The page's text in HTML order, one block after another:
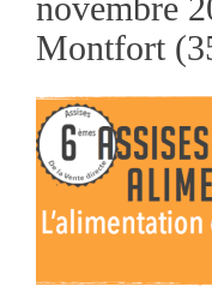
Montfort